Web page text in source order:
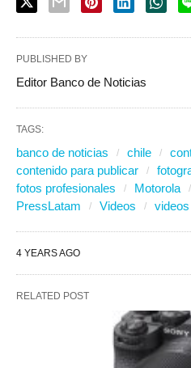
PUBLISHED BY
Editor Banco de Noticias
TAGS:
banco de noticias chile
contenido para publicar
fotos profesionales
Motorola
PressLatam
Videos
4 YEARS AGO
RELATED POST